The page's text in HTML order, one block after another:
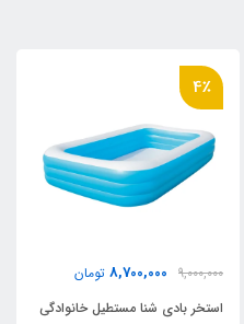
4٪
9,000,000
8,700,000 تومان
استخر بادی شنا مستطیل خانوادگی